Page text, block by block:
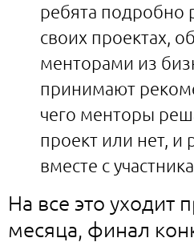
ребята подробно
своих проектах,
менторами из
принимают
чего менторы
проект или нет, и
вместе с
На все это уходит
месяца, финал